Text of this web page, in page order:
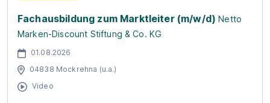
Fachausbildung zum Marktleiter (m/w/d) Netto
Marken-Discount Stiftung & Co. KG
01.08.2026
04838 Mockrehna (u.a.)
Video